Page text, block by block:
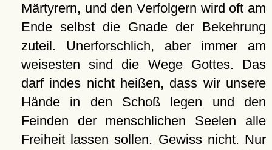
Märtyrern, und den Verfolgern wird oft am
Ende selbst die Gnade der Bekehrung
zuteil. Unerforschlich, aber immer am
weisesten sind die Wege Gottes. Das
darf indes nicht heißen, dass wir unsere
Hände in den Schoß legen und den
Feinden der menschlichen Seelen alle
Freiheit lassen sollen. Gewiss nicht. Nur